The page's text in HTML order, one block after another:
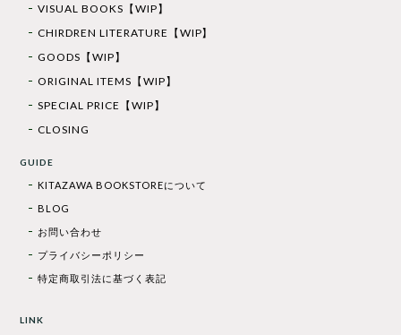
VISUAL BOOKS【WIP】
CHIRDREN LITERATURE【WIP】
GOODS【WIP】
ORIGINAL ITEMS【WIP】
SPECIAL PRICE【WIP】
CLOSING
GUIDE
KITAZAWA BOOKSTOREについて
BLOG
お問い合わせ
プライバシーポリシー
特定商取引法に基づく表記
LINK